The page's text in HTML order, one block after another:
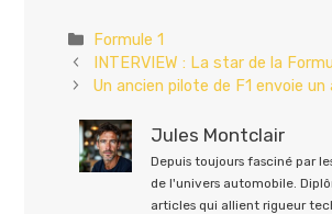
Catégories
Formule 1
INTERVIEW : La star de la
Un ancien pilote de F1 envoie
Jules Montclair
Depuis toujours fasciné par
de l'univers automobile.
articles qui allient rigueur